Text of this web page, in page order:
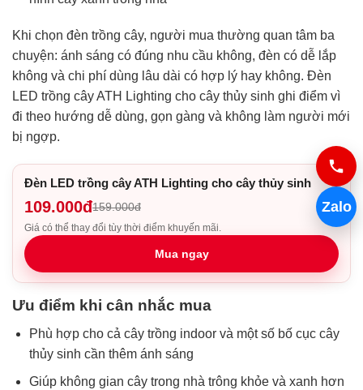
Khi chọn đèn trồng cây, người mua thường quan tâm ba
chuyện: ánh sáng có đúng nhu cầu không, đèn có dễ lắp
không và chi phí dùng lâu dài có hợp lý hay không. Đèn
LED trồng cây ATH Lighting cho cây thủy sinh ghi điểm vì
đi theo hướng dễ dùng, gọn gàng và không làm người mới
bị ngợp.
Đèn LED trồng cây ATH Lighting cho cây thủy sinh
109.000đ159.000đ
Giá có thể thay đổi tùy thời điểm khuyến mãi.
Mua ngay
Ưu điểm khi cân nhắc mua
Phù hợp cho cả cây trồng indoor và một số bố cục cây
thủy sinh cần thêm ánh sáng
Giúp không gian cây trong nhà trông khỏe và xanh hơn
Zalo